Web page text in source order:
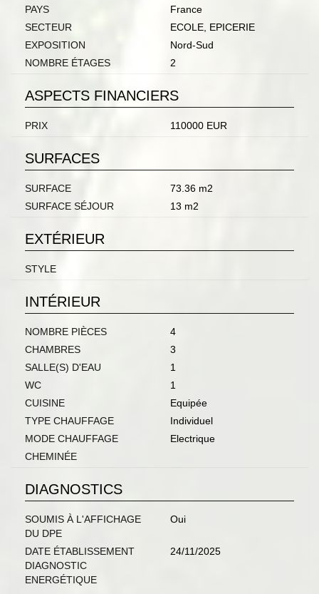
PAYS
France
SECTEUR
ECOLE, EPICERIE
EXPOSITION
Nord-Sud
NOMBRE ÉTAGES
2
ASPECTS FINANCIERS
PRIX 110000 EUR
SURFACES
SURFACE
73.36 m2
SURFACE SÉJOUR
13 m2
EXTÉRIEUR
STYLE
INTÉRIEUR
NOMBRE PIÈCES
4
CHAMBRES
3
SALLE(S) D'EAU
1
WC
1
CUISINE
Equipée
TYPE CHAUFFAGE
Individuel
MODE CHAUFFAGE
Electrique
CHEMINÉE
DIAGNOSTICS
SOUMIS À L'AFFICHAGE
DU DPE
Oui
DATE ÉTABLISSEMENT
DIAGNOSTIC
ENERGÉTIQUE
24/11/2025